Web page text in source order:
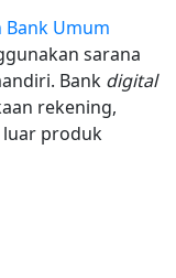
Bank Umum
sarana
Bank digital
rekening,
luar produk